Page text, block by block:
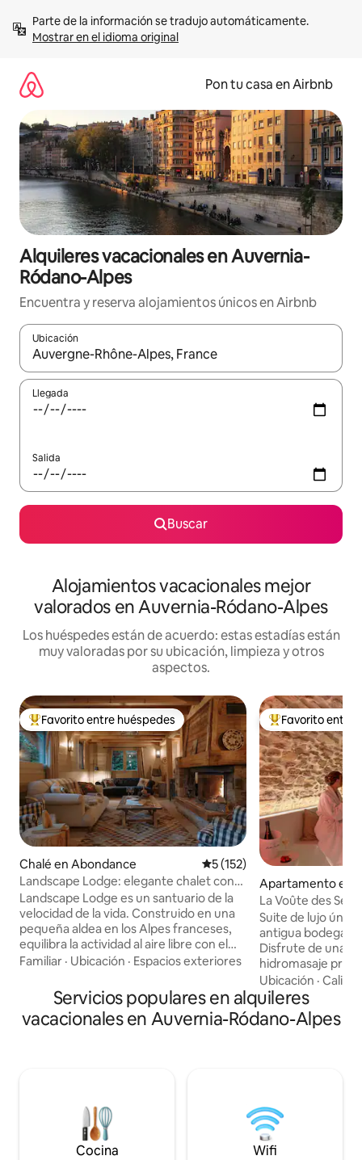
contenidoMostrar en el idioma original
Pon tu casa en Airbnb
Alquileres vacacionales en Auvernia-
Ródano-Alpes
Encuentra y reserva alojamientos únicos en Airbnb
Ubicación
Cuando los resultados estén disponibles, navega con las
Llegada
Salida
Buscar
Alojamientos vacacionales mejor
valorados en Auvernia-Ródano-Alpes
Los huéspedes están de acuerdo: estas estadías están
muy valoradas por su ubicación, limpieza y otros
aspectos.
Favorito entre huéspedes preferido
Favorito entre huéspedes
Chalé en Abondance Calificación promedio: 5 de
5 (152)
Landscape Lodge: elegante chalet con
vistas increíbles
Landscape Lodge es un santuario de la
velocidad de la vida. Construido en una
pequeña aldea en los Alpes franceses,
equilibra la actividad al aire libre con el
descanso y el retiro. Sus interiores
modernos con toques únicos y
tradicionales. Las camas son
lujosamente cómodas y los baños están
favorito, un espacio para jugar bajo el sol
Familiar · Ubicación · Espacios exteriores
Favorito entre
Favorito entre
Apartamento en
ur-Saone
La Voûte des
habitación
Suite de lujo
antigua bodega
Disfrute de una
hidromasaje
sensorial y una
dedicada a una
para dos. Gracias a sus gruesas paredes
de piedra, la suite
comodidad, la
Acceso
Habitación
Ubicación ·
Servicios populares en alquileres
vacacionales en Auvernia-Ródano-Alpes
Cocina Wifi